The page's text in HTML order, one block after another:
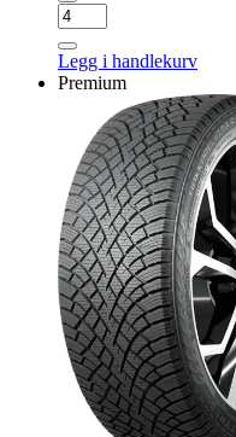
HANKOOK
I*CEPT
X
RW10
Legg i handlekurv
Premium